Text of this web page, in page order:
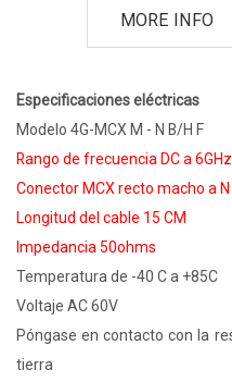
MORE INFO
Especificaciones eléctricas
Modelo 4G-MCX M - N B/H F
Rango de frecuencia DC a 6GHz
Conector MCX recto macho a
Longitud del cable 15 CM
Impedancia 50ohms
Temperatura de -40 C a +85C
Voltaje AC 60V
Póngase en contacto con la
tierra